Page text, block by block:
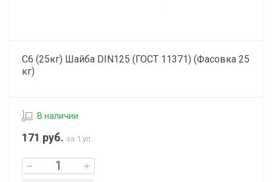
С6 (25кг) Шайба DIN125 (ГОСТ 11371) (Фасовка 25
кг)
В наличии
171 руб. за 1 уп.